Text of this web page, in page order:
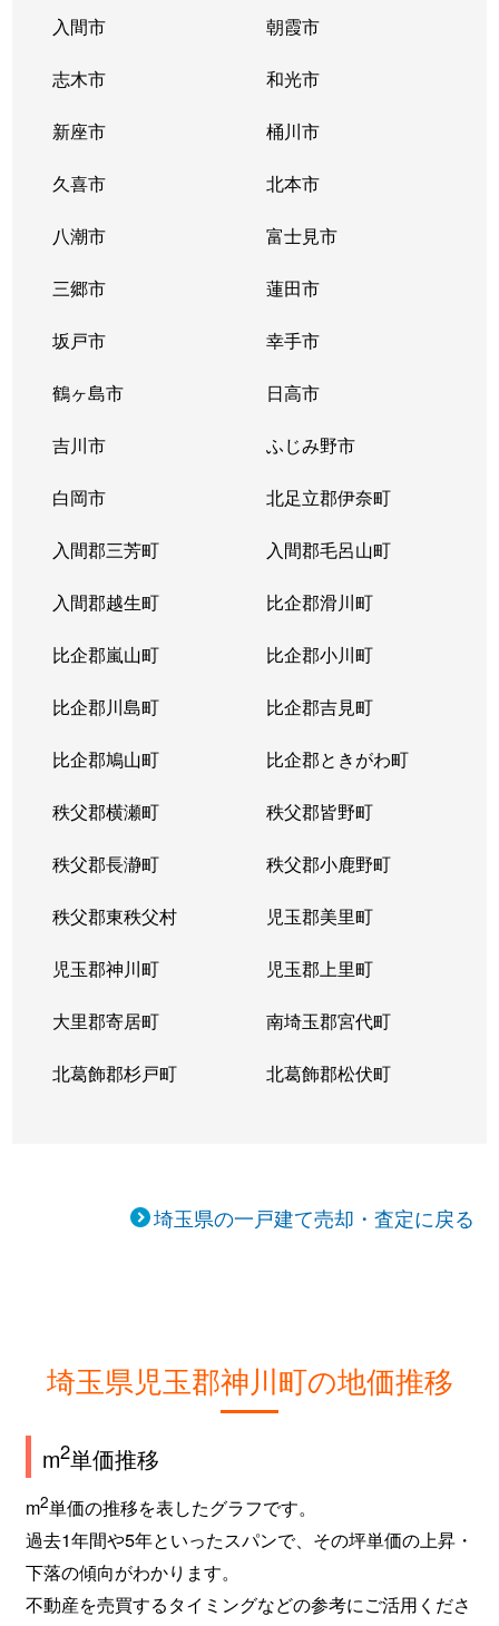
入間市 朝霞市
志木市 和光市
新座市 桶川市
久喜市 北本市
八潮市 富士見市
三郷市 蓮田市
坂戸市 幸手市
鶴ヶ島市 日高市
吉川市 ふじみ野市
白岡市 北足立郡伊奈町
入間郡三芳町 入間郡毛呂山町
入間郡越生町 比企郡滑川町
比企郡嵐山町 比企郡小川町
比企郡川島町 比企郡吉見町
比企郡鳩山町 比企郡ときがわ町
秩父郡横瀬町 秩父郡皆野町
秩父郡長瀞町 秩父郡小鹿野町
秩父郡東秩父村 児玉郡美里町
児玉郡神川町 児玉郡上里町
大里郡寄居町 南埼玉郡宮代町
北葛飾郡杉戸町 北葛飾郡松伏町
埼玉県の一戸建て売却・査定に戻る
埼玉県児玉郡神川町の地価推移
m2単価推移
m2単価の推移を表したグラフです。
過去1年間や5年といったスパンで、その坪単価の上昇・
下落の傾向がわかります。
不動産を売買するタイミングなどの参考にご活用くださ